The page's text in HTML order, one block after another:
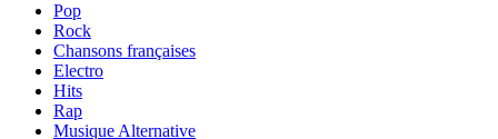
Pop
Rock
Chansons françaises
Electro
Hits
Rap
Musique Alternative